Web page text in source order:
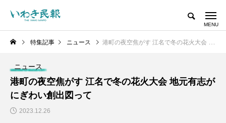
特集記事 ニュース 港町の夜空焦がす 江名で冬の花火大会 地元有志がにぎわい創出図って
ニュース
港町の夜空焦がす 江名で冬の花火大会 地元有志が
にぎわい創出図って
2023.12.26